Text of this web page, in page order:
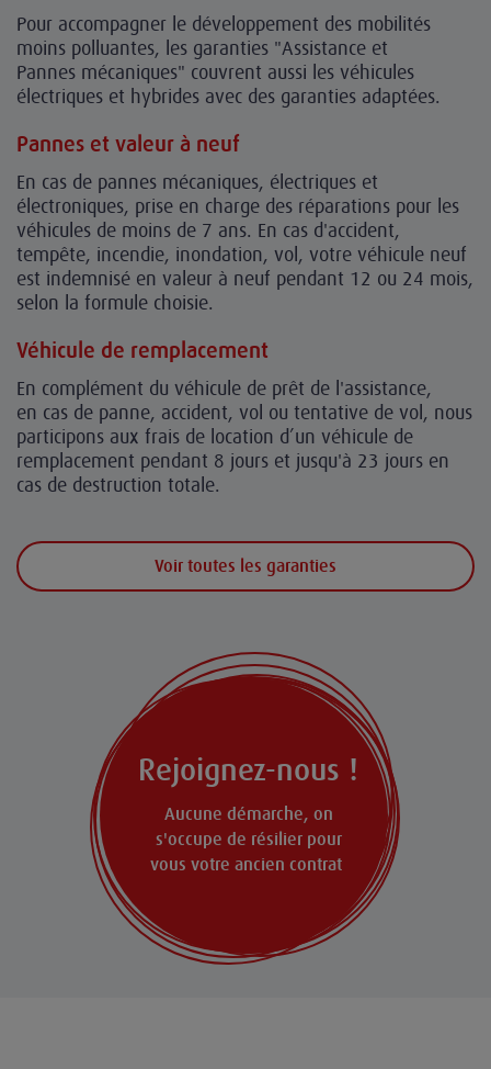
Pour accompagner le développement des mobilités
moins polluantes, les garanties "Assistance et
Pannes mécaniques" couvrent aussi les véhicules
électriques et hybrides avec des garanties adaptées.
Pannes et valeur à neuf
En cas de pannes mécaniques, électriques et
électroniques, prise en charge des réparations pour les
véhicules de moins de 7 ans. En cas d'accident,
tempête, incendie, inondation, vol, votre véhicule neuf
est indemnisé en valeur à neuf pendant 12 ou 24 mois,
selon la formule choisie.
Véhicule de remplacement
En complément du véhicule de prêt de l'assistance,
en cas de panne, accident, vol ou tentative de vol, nous
participons aux frais de location d’un véhicule de
remplacement pendant 8 jours et jusqu'à 23 jours en
cas de destruction totale.
Voir toutes les garanties
Rejoignez-nous !
Aucune démarche, on
s'occupe de résilier pour
vous votre ancien contrat